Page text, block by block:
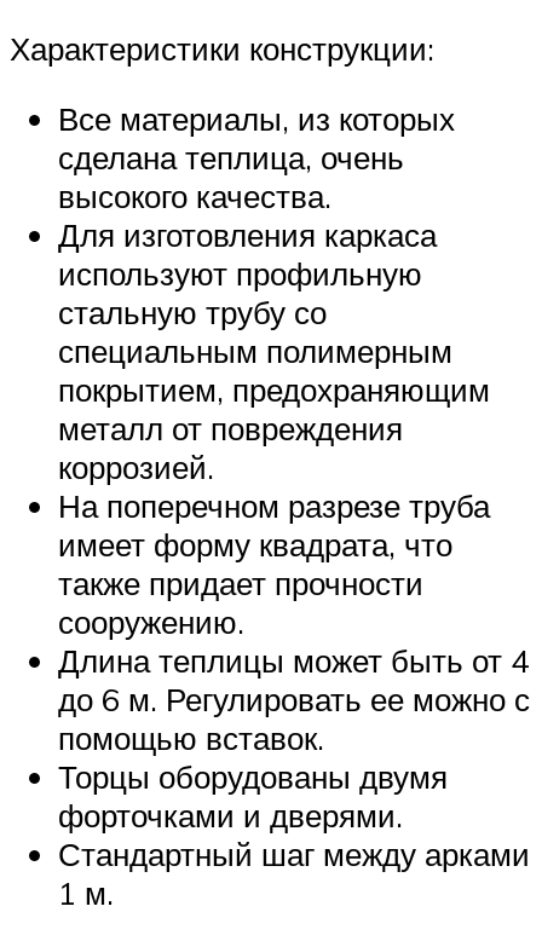
Характеристики конструкции:
Все материалы, из которых
сделана теплица, очень
высокого качества.
Для изготовления каркаса
используют профильную
стальную трубу со
специальным полимерным
покрытием, предохраняющим
металл от повреждения
коррозией.
На поперечном разрезе труба
имеет форму квадрата, что
также придает прочности
сооружению.
Длина теплицы может быть от 4
до 6 м. Регулировать ее можно с
помощью вставок.
Торцы оборудованы двумя
форточками и дверями.
Стандартный шаг между арками
1 м.